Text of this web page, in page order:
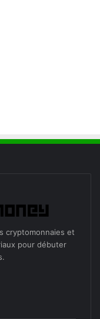
cryptomonnaies et
pour débuter